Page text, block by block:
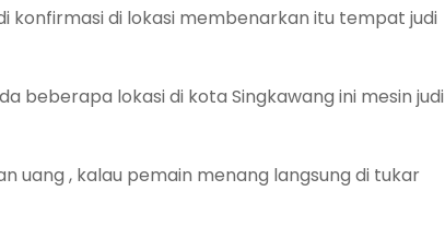
konfirmasi di lokasi membenarkan itu tempat judi
beberapa lokasi di kota Singkawang ini mesin judi
uang , kalau pemain menang langsung di tukar